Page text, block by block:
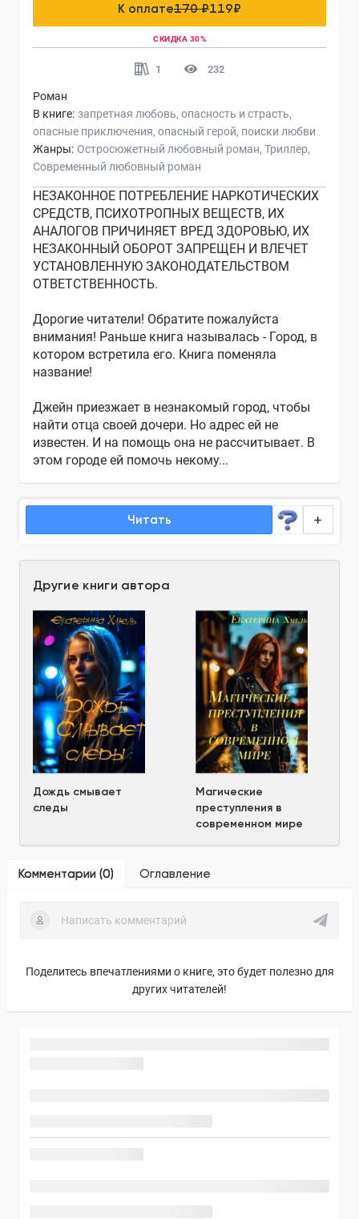
К оплате170 ₽119₽
СКИДКА 30%
1 232
Роман
В книге: запретная любовь опасность и страсть
опасные приключения опасный герой поиски любви
Жанры: Остросюжетный любовный роман Триллер
Современный любовный роман
НЕЗАКОННОЕ ПОТРЕБЛЕНИЕ НАРКОТИЧЕСКИХ
СРЕДСТВ, ПСИХОТРОПНЫХ ВЕЩЕСТВ, ИХ
АНАЛОГОВ ПРИЧИНЯЕТ ВРЕД ЗДОРОВЬЮ, ИХ
НЕЗАКОННЫЙ ОБОРОТ ЗАПРЕЩЕН И ВЛЕЧЕТ
УСТАНОВЛЕННУЮ ЗАКОНОДАТЕЛЬСТВОМ
ОТВЕТСТВЕННОСТЬ.
Дорогие читатели! Обратите пожалуйста
внимания! Раньше книга называлась - Город, в
котором встретила его. Книга поменяла
название!
Джейн приезжает в незнакомый город, чтобы
найти отца своей дочери. Но адрес ей не
известен. И на помощь она не рассчитывает. В
этом городе ей помочь некому...
Читать
Другие книги автора
Дождь смывает
следы
Магические
преступления в
современном мире
Комментарии (0) Оглавление
Поделитесь впечатлениями о книге, это будет полезно для
других читателей!